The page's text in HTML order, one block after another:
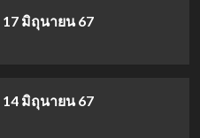
มิถุนายน 67
มิถุนายน 67